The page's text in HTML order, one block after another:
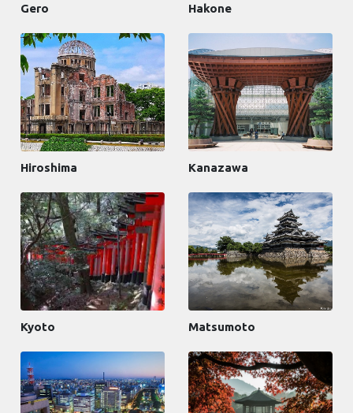
Gero Hakone
Hiroshima Kanazawa
Kyoto Matsumoto